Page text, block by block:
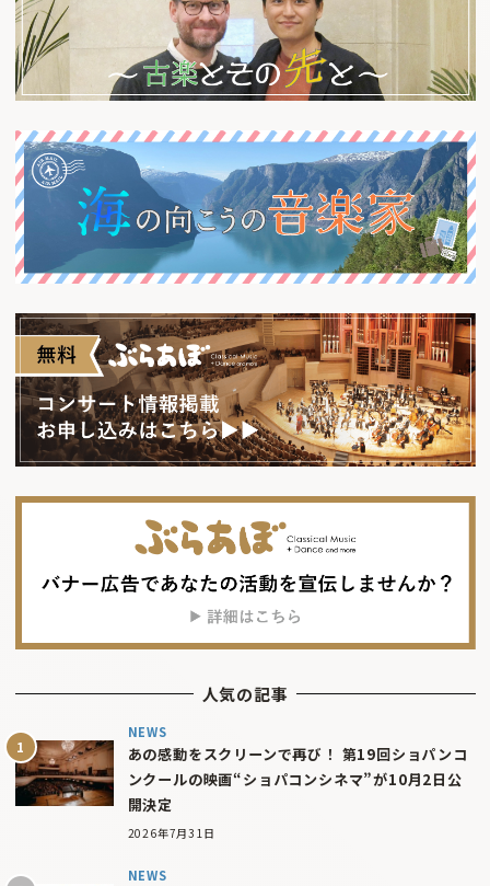
人気の記事
NEWS
あの感動をスクリーンで再び！ 第19回ショパンコ
ンクールの映画“ショパコンシネマ”が10月2日公
開決定
2026年7月31日
NEWS